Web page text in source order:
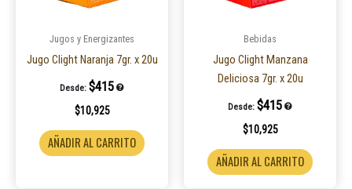
Jugos y Energizantes
Jugo Clight Naranja 7gr. x 20u
Desde: $415
$10,925
AÑADIR AL CARRITO
Bebidas
Jugo Clight Manzana
Deliciosa 7gr. x 20u
Desde: $415
$10,925
AÑADIR AL CARRITO